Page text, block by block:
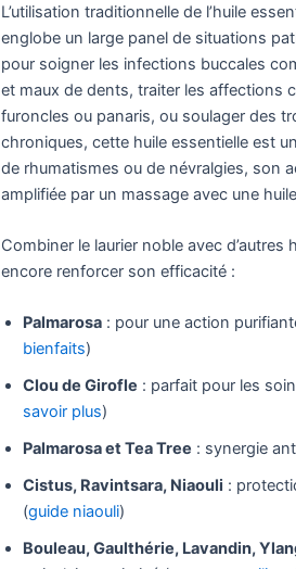
L’utilisation traditionnelle de l’huile
englobe un large panel de situations
pour soigner les infections buccales
et maux de dents, traiter les affections
furoncles ou panaris, ou soulager des
chroniques, cette huile essentielle est
de rhumatismes ou de névralgies, son
amplifiée par un massage avec une
Combiner le laurier noble avec d’autres
encore renforcer son efficacité :
Palmarosa : pour une action
bienfaits)
Clou de Girofle : parfait pour les
savoir plus)
Palmarosa et Tea Tree : synergie
Cistus, Ravintsara, Niaouli :
(guide niaouli)
Bouleau, Gaulthérie, Lavandin,